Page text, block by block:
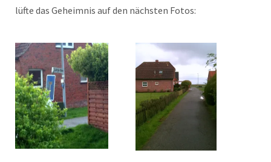
lüfte das Geheimnis auf den nächsten Fotos: